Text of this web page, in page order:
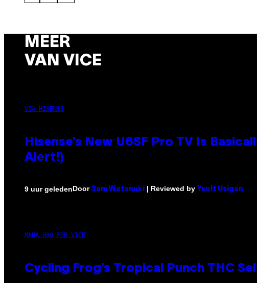
MEER
VAN VICE
VIA HISENSE
Hisense’s New U6SF Pro TV Is
Alert!)
9 uur geledenDoor Sam Watanuki | Reviewed by Ysolt Usigan
MAHA HAQ FOR VICE
Cycling Frog’s Tropical Punch THC